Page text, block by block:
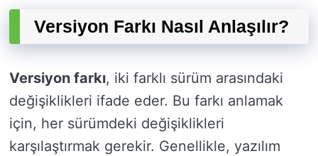
Versiyon Farkı Nasıl Anlaşılır?
Versiyon farkı, iki farklı sürüm arasındaki
değişiklikleri ifade eder. Bu farkı anlamak
için, her sürümdeki değişiklikleri
karşılaştırmak gerekir. Genellikle, yazılım